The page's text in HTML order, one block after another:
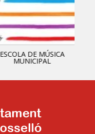
ESCOLA DE MÚSICA
MUNICIPAL